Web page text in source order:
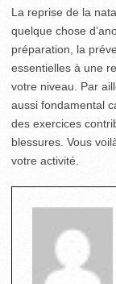
La reprise de la
quelque chose
préparation, la
essentielles à une
votre niveau. Par
aussi fondamental
des exercices
blessures. Vous
votre activité.